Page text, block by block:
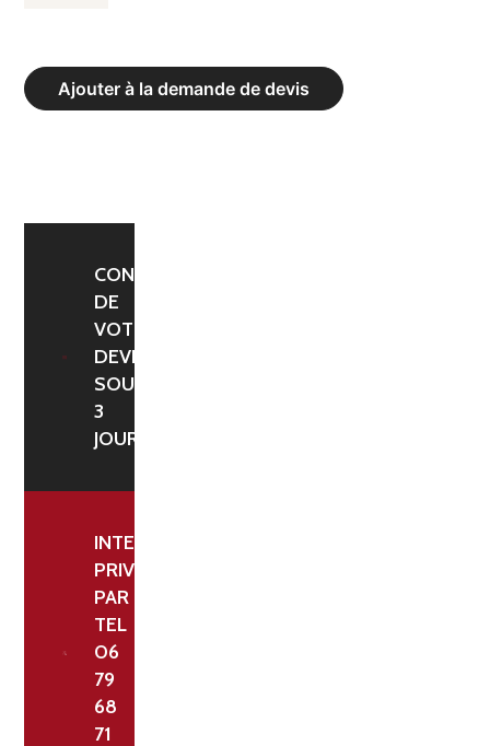
Ajouter à la demande de devis
FITNESSBALL
CONFIRMATION
DE
VOTRE
DEVIS
SOUS
3
JOURS
INTERLOCUTEUR
PRIVILÉGIÉ
PAR
TEL
06
79
68
71